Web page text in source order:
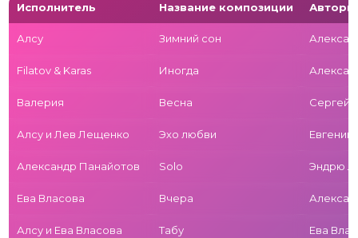
Исполнитель Название композиции Авторы
Алсу Зимний сон
Filatov & Karas Иногда
Валерия Весна Сергей
Алсу и Лев Лещенко Эхо любви
Александр Панайотов Solo Эндрю
Ева Власова Вчера
Алсу и Ева Власова Табу Ева